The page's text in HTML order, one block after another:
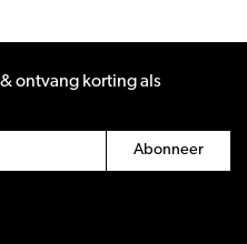
ontvang korting als
Abonneer